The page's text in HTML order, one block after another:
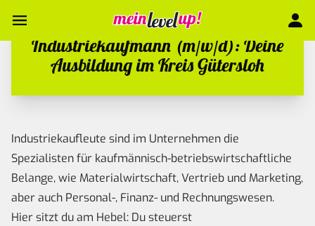
Industriekaufmann (m/w/d): Deine
Ausbildung im Kreis Gütersloh
Industriekaufleute sind im Unternehmen die
Spezialisten für kaufmännisch-betriebswirtschaftliche
Belange, wie Materialwirtschaft, Vertrieb und Marketing,
aber auch Personal-, Finanz- und Rechnungswesen.
Hier sitzt du am Hebel: Du steuerst